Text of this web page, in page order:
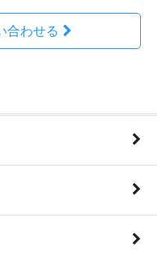
合わせる